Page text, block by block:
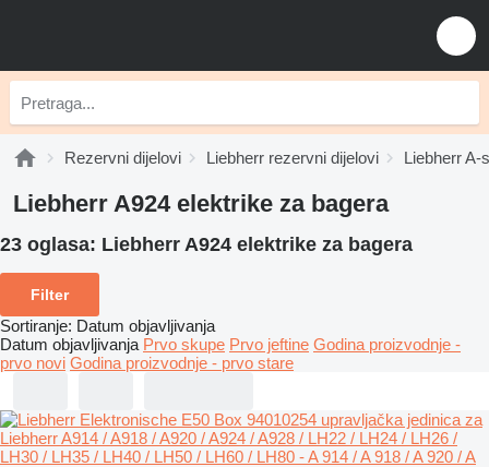
Rezervni dijelovi Liebherr rezervni dijelovi Liebherr A-
Liebherr A924 elektrike za bagerа
23 oglasa: Liebherr A924 elektrike za bagerа
Filter
Sortiranje: Datum objavljivanja
Datum objavljivanja Prvo skupe Prvo jeftine Godina proizvodnje -
prvo novi Godina proizvodnje - prvo stare